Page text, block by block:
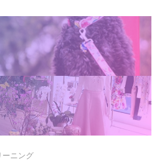
ーニング